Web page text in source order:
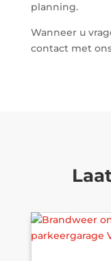
planning.
Wanneer u
contact met